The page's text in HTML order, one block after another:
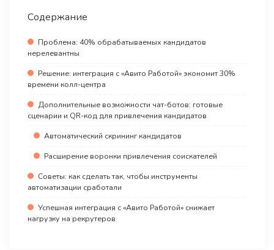
Содержание
Проблема: 40% обрабатываемых кандидатов
нерелевантны
Решение: интеграция с «Авито Работой» экономит 30%
времени колл-центра
Дополнительные возможности чат-ботов: готовые
сценарии и QR-код для привлечения кандидатов
Автоматический скрининг кандидатов
Расширение воронки привлечения соискателей
Советы: как сделать так, чтобы инструменты
автоматизации сработали
Успешная интеграция с «Авито Работой» снижает
нагрузку на рекрутеров